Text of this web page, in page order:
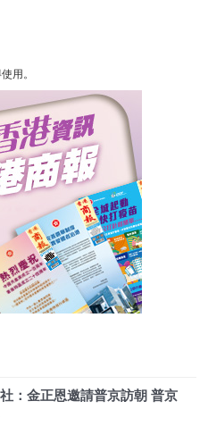
用。
：金正恩邀請普京訪朝 普京